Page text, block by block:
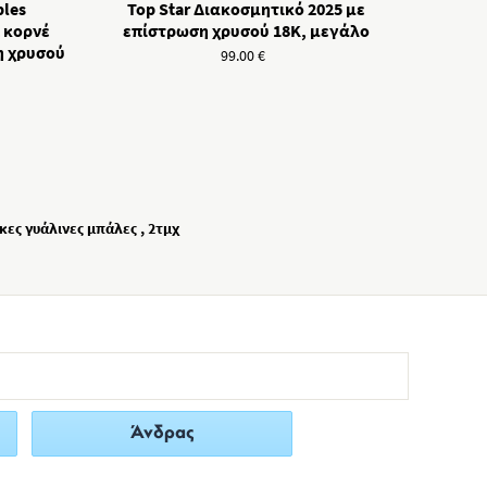
κορνέ
χρυσού
Top Star Διακοσμητικό 2025 με
επίστρωση χρυσού 18Κ, μεγάλο
99.00€
γυάλινες μπάλες , 2τμχ
Άνδρας